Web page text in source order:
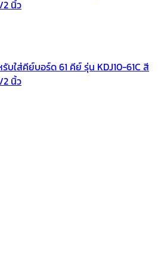
บใส่คีย์บอร์ด 61 คีย์ รุ่น KDJ10-61C สี
2 นิ้ว